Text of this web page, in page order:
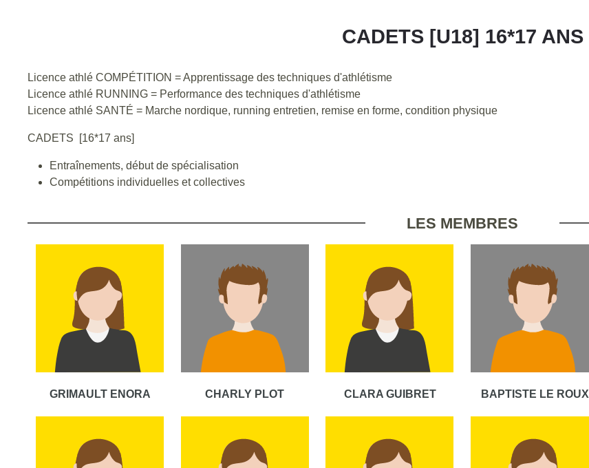
CADETS [U18] 16*17 ANS
Licence athlé COMPÉTITION = Apprentissage des techniques d'athlétisme
Licence athlé RUNNING = Performance des techniques d'athlétisme
Licence athlé SANTÉ = Marche nordique, running entretien, remise en forme, condition physique
CADETS [16*17 ans]
Entraînements, début de spécialisation
Compétitions individuelles et collectives
LES MEMBRES
GRIMAULT ENORA CHARLY PLOT CLARA GUIBRET BAPTISTE LE ROUX